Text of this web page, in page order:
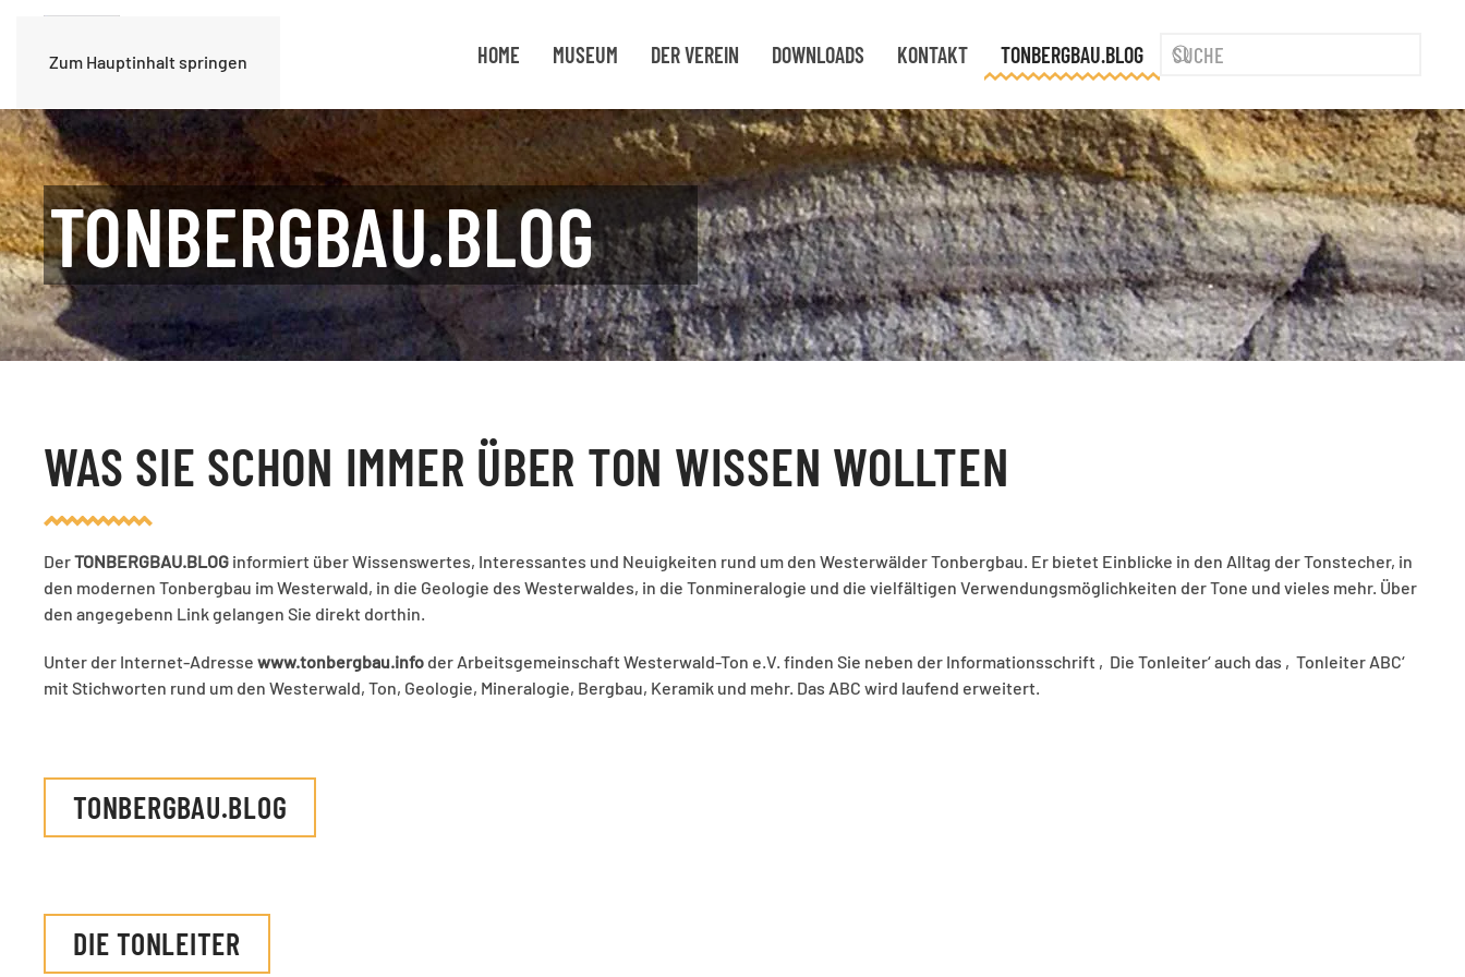
Zum Hauptinhalt springen HOME MUSEUM DER VEREIN DOWNLOADS KONTAKT TONBERGBAU.BLOG
TONBERGBAU.BLOG
WAS SIE SCHON IMMER ÜBER TON WISSEN WOLLTEN
DerTONBERGBAU.BLOG informiert über Wissenswertes, Interessantes und Neuigkeiten rund um den Westerwälder Tonbergbau. Er bietet Einblicke in den Alltag der Tonstecher, in
den modernen Tonbergbau im Westerwald, in die Geologie des Westerwaldes, in die Tonmineralogie und die vielfältigen Verwendungsmöglichkeiten der Tone und vieles mehr. Über
den angegebenn Link gelangen Sie direkt dorthin.
Unter der Internet-Adresse www.tonbergbau.info der Arbeitsgemeinschaft Westerwald-Ton e.V. finden Sie neben der Informationsschrift ‚Die Tonleiter‘ auch das ‚Tonleiter ABC‘
mit Stichworten rund um den Westerwald, Ton, Geologie, Mineralogie, Bergbau, Keramik und mehr. Das ABC wird laufend erweitert.
TONBERGBAU.BLOG
DIE TONLEITER